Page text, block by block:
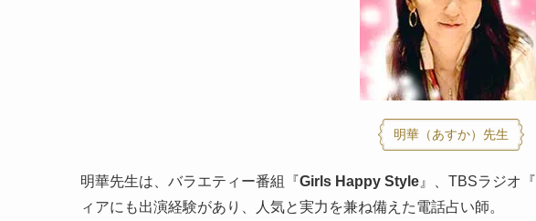
明華（あすか）先生
明華先生は、バラエティー番組『Girls Happy Style 』、TBSラジオ『
ィアにも出演経験があり、人気と実力を兼ね備えた電話占い師。